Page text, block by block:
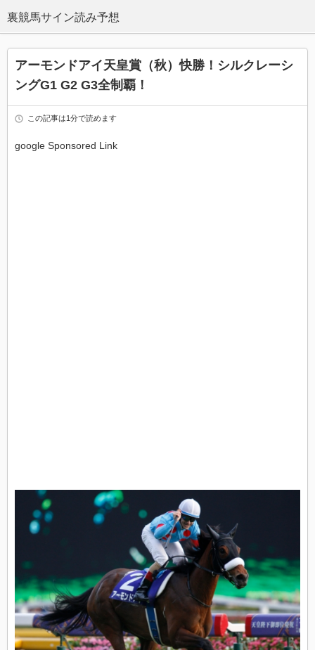
アーモンドアイ天皇賞（秋）快勝！シルクレーシ
ングG1 G2 G3全制覇！
この記事は1分で読めます
google Sponsored Link